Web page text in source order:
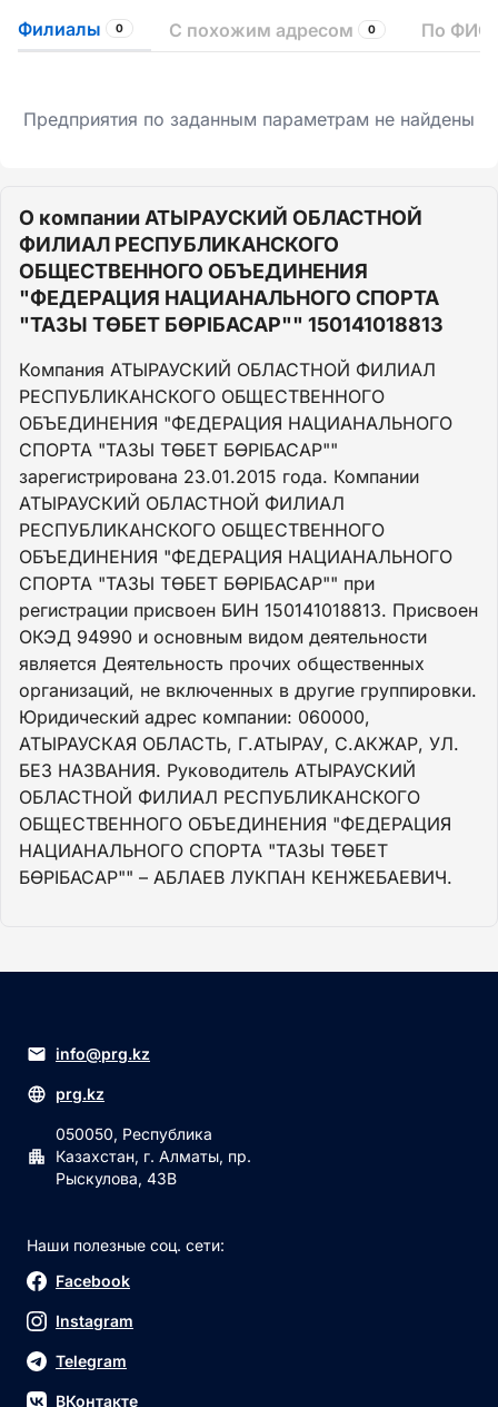
Филиалы 0 С похожим адресом 0 По ФИО
Предприятия по заданным параметрам не найдены
О компании АТЫРАУСКИЙ ОБЛАСТНОЙ
ФИЛИАЛ РЕСПУБЛИКАНСКОГО
ОБЩЕСТВЕННОГО ОБЪЕДИНЕНИЯ
"ФЕДЕРАЦИЯ НАЦИАНАЛЬНОГО СПОРТА
"ТАЗЫ ТӨБЕТ БӨРІБАСАР"" 150141018813
Компания АТЫРАУСКИЙ ОБЛАСТНОЙ ФИЛИАЛ
РЕСПУБЛИКАНСКОГО ОБЩЕСТВЕННОГО
ОБЪЕДИНЕНИЯ "ФЕДЕРАЦИЯ НАЦИАНАЛЬНОГО
СПОРТА "ТАЗЫ ТӨБЕТ БӨРІБАСАР""
зарегистрирована 23.01.2015 года. Компании
АТЫРАУСКИЙ ОБЛАСТНОЙ ФИЛИАЛ
РЕСПУБЛИКАНСКОГО ОБЩЕСТВЕННОГО
ОБЪЕДИНЕНИЯ "ФЕДЕРАЦИЯ НАЦИАНАЛЬНОГО
СПОРТА "ТАЗЫ ТӨБЕТ БӨРІБАСАР"" при
регистрации присвоен БИН 150141018813. Присвоен
ОКЭД 94990 и основным видом деятельности
является Деятельность прочих общественных
организаций, не включенных в другие группировки.
Юридический адрес компании: 060000,
АТЫРАУСКАЯ ОБЛАСТЬ, Г.АТЫРАУ, С.АКЖАР, УЛ.
БЕЗ НАЗВАНИЯ. Руководитель АТЫРАУСКИЙ
ОБЛАСТНОЙ ФИЛИАЛ РЕСПУБЛИКАНСКОГО
ОБЩЕСТВЕННОГО ОБЪЕДИНЕНИЯ "ФЕДЕРАЦИЯ
НАЦИАНАЛЬНОГО СПОРТА "ТАЗЫ ТӨБЕТ
БӨРІБАСАР"" – АБЛАЕВ ЛУКПАН КЕНЖЕБАЕВИЧ.
info@prg.kz
prg.kz
050050, Республика
Казахстан, г. Алматы, пр.
Рыскулова, 43В
Наши полезные соц. сети:
Facebook
Instagram
Telegram
ВКонтакте